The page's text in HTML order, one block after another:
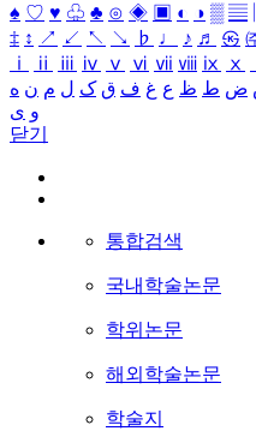
♠ ♡ ♥ ♧ ♣ ⊙ ◈ ▣ ◐ ◑ ▒ ▤
‡ ↕ ↗ ↙ ↖ ↘ ♭ ♩ ♪ ♬ ㉿
ⅰ
ⅱ ⅲ ⅳ ⅴ ⅵ ⅶ ⅷ ⅸ ⅹ
ض ط ظ ع غ ف ق ک ل م ن ه
و ی
닫기
통합검색
국내학술논문
학위논문
해외학술논문
학술지